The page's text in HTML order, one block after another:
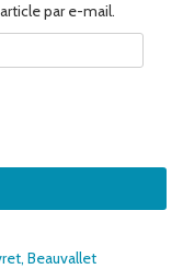
par e-mail.
Beauvallet